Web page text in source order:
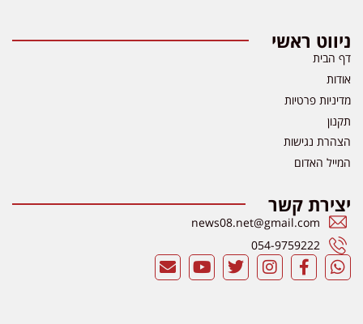
ניווט ראשי
דף הבית
אודות
מדיניות פרטיות
תקנון
הצהרת נגישות
המייל האדום
יצירת קשר
news08.net@gmail.com
054-9759222